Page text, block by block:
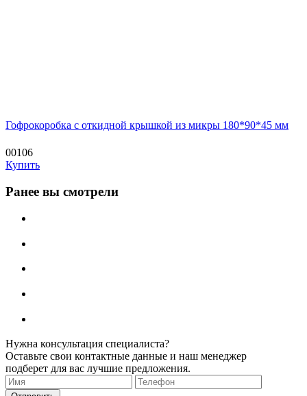
Гофрокоробка с откидной крышкой из микры 180*90*45 мм
00106
Купить
Ранее вы смотрели
Нужна консультация специалиста?
Оставьте свои контактные данные и наш менеджер
подберет для вас лучшие предложения.